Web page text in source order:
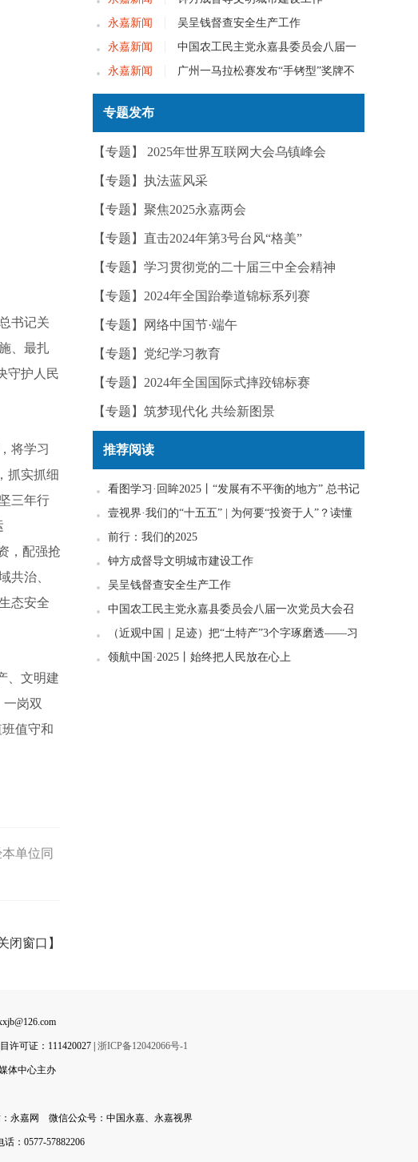
书记关
、最扎
守护人民
将学习
抓实抓细
三年行
，配强抢
共治、
态安全
、文明建
岗双
值守和
单位同
闭窗口】
永嘉新闻
吴呈钱督查安全生产工作
永嘉新闻
中国农工民主党永嘉县委员会八届一
次党员大会召开
永嘉新闻
广州一马拉松赛发布“手铐型”奖牌不
实——今日辟谣（2025年12月25日）
专题发布
【专题】 2025年世界互联网大会乌镇峰会
【专题】执法蓝风采
【专题】聚焦2025永嘉两会
【专题】直击2024年第3号台风“格美”
【专题】学习贯彻党的二十届三中全会精神
【专题】2024年全国跆拳道锦标系列赛
【专题】网络中国节·端午
【专题】党纪学习教育
【专题】2024年全国国际式摔跤锦标赛
【专题】筑梦现代化 共绘新图景
推荐阅读
看图学习·回眸2025丨“发展有不平衡的地方” 总书记
一直惦念在心
壹视界·我们的“十五五” | 为何要“投资于人”？读懂
政策里的发展密码
前行：我们的2025
钟方成督导文明城市建设工作
吴呈钱督查安全生产工作
中国农工民主党永嘉县委员会八届一次党员大会召
开
（近观中国｜足迹）把“土特产”3个字琢磨透——习
近平走进柚子园
领航中国·2025丨始终把人民放在心上
许可证：111420027 | 浙ICP备12042066号-1
体中心主办
永嘉网 微信公众号：中国永嘉、永嘉视界
：0577-57882206